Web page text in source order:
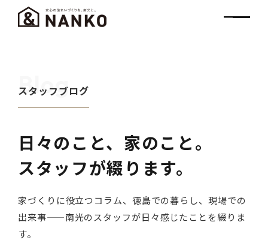
Blog
スタッフブログ
日々のこと、家のこと。
スタッフが綴ります。
家づくりに役立つコラム、徳島での暮らし、現場での
出来事——南光のスタッフが日々感じたことを綴りま
す。